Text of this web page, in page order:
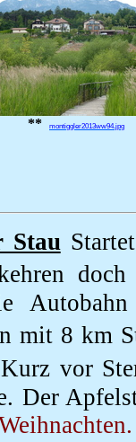
** montiggler2013ww94.jpg
Stau
mit 8 km
vor
Der